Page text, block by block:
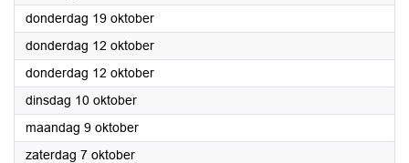
donderdag 19 oktober2023
donderdag 12 oktober2023
donderdag 12 oktober2023
dinsdag 10 oktober2023
maandag 9 oktober2023
zaterdag 7 oktober2023